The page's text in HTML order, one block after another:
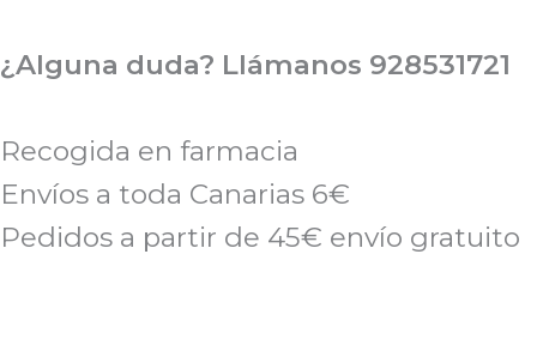
al
¿Alguna duda? Llámanos 928531721
Recogida en farmacia
Envíos a toda Canarias 6€
Pedidos a partir de 45€ envío gratuito